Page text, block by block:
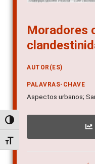
Alternar alto contraste
Alternar tamanho da fonte
Moradores
AUTOR(ES)
PALAVRAS-CHAVE
Aspectos urbanos;